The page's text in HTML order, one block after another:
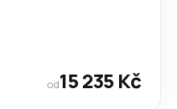
od15 235 Kč